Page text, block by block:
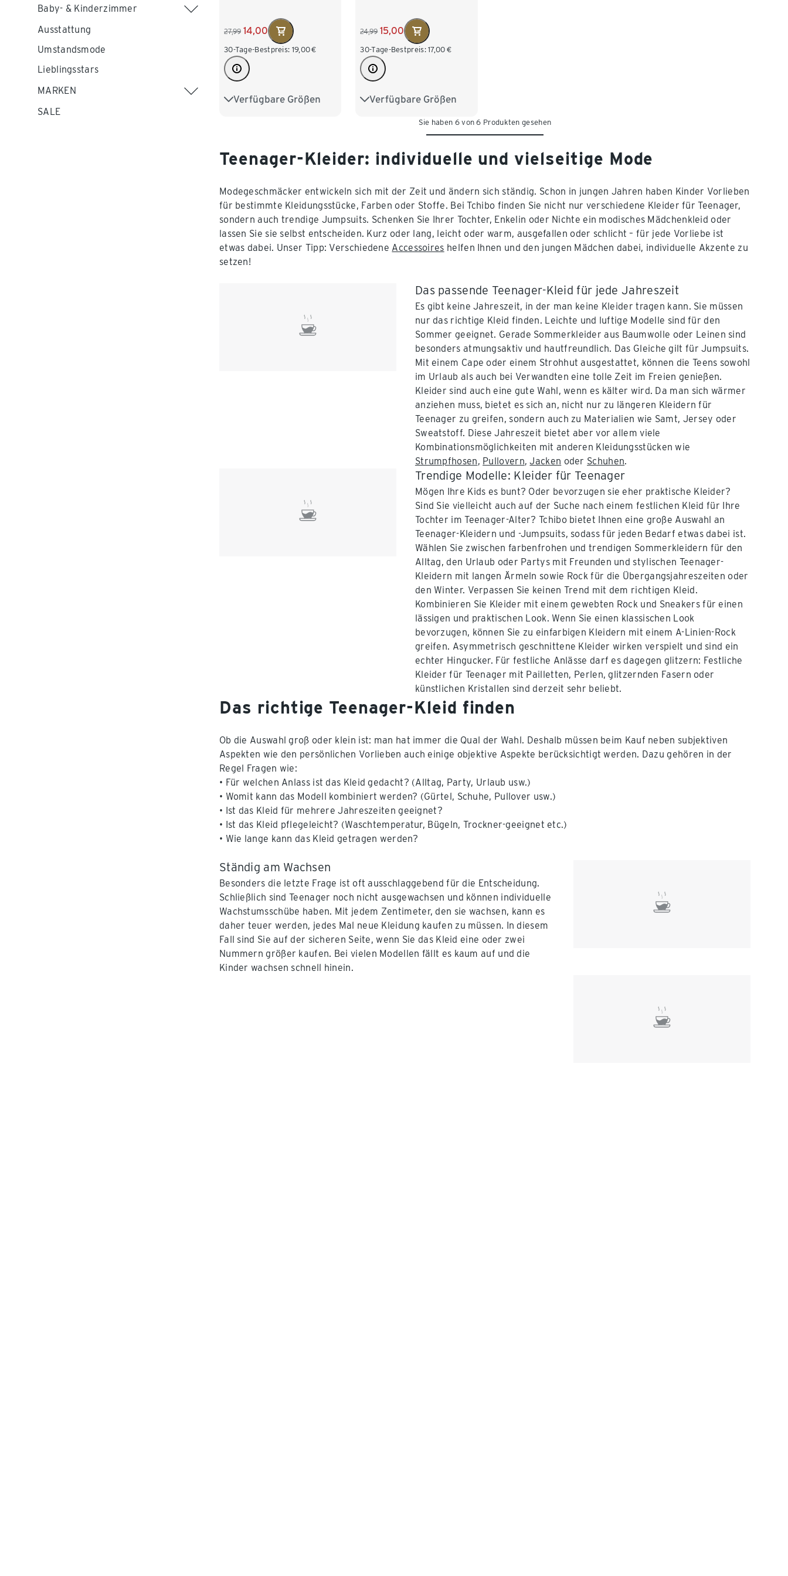
Baby- & Kinderzimmer
Ausstattung
Umstandsmode
Lieblingsstars
MARKEN
SALE
27,99 14,00
30-Tage-Bestpreis: 19,00€
Verfügbare Größen
122/128 134/140
24,99 15,00
30-Tage-Bestpreis: 17,00 €
Verfügbare Größen
122/128 134/140
158/164
170/176
Sie haben 6 von 6 Produkten gesehen
Teenager-Kleider: individuelle und vielseitige Mode
Modegeschmäcker entwickeln sich mit der Zeit und ändern sich ständig. Schon in jungen Jahren haben Kinder Vorlieben
für bestimmte Kleidungsstücke, Farben oder Stoffe. Bei Tchibo finden Sie nicht nur verschiedene Kleider für Teenager,
sondern auch trendige Jumpsuits. Schenken Sie Ihrer Tochter, Enkelin oder Nichte ein modisches Mädchenkleid oder
lassen Sie sie selbst entscheiden. Kurz oder lang, leicht oder warm, ausgefallen oder schlicht – für jede Vorliebe ist
etwas dabei. Unser Tipp: Verschiedene Accessoires helfen Ihnen und den jungen Mädchen dabei, individuelle Akzente zu
setzen!
Das passende Teenager-Kleid für jede Jahreszeit
Es gibt keine Jahreszeit, in der man keine Kleider tragen kann. Sie müssen
nur das richtige Kleid finden. Leichte und luftige Modelle sind für den
Sommer geeignet. Gerade Sommerkleider aus Baumwolle oder Leinen sind
besonders atmungsaktiv und hautfreundlich. Das Gleiche gilt für Jumpsuits.
Mit einem Cape oder einem Strohhut ausgestattet, können die Teens sowohl
im Urlaub als auch bei Verwandten eine tolle Zeit im Freien genießen.
Kleider sind auch eine gute Wahl, wenn es kälter wird. Da man sich wärmer
anziehen muss, bietet es sich an, nicht nur zu längeren Kleidern für
Teenager zu greifen, sondern auch zu Materialien wie Samt, Jersey oder
Sweatstoff. Diese Jahreszeit bietet aber vor allem viele
Kombinationsmöglichkeiten mit anderen Kleidungsstücken wie
Strumpfhosen, Pullovern,Jacken oder Schuhen.
Trendige Modelle: Kleider für Teenager
Mögen Ihre Kids es bunt? Oder bevorzugen sie eher praktische Kleider?
Sind Sie vielleicht auch auf der Suche nach einem festlichen Kleid für Ihre
Tochter im Teenager-Alter? Tchibo bietet Ihnen eine große Auswahl an
Teenager-Kleidern und -Jumpsuits, sodass für jeden Bedarf etwas dabei ist.
Wählen Sie zwischen farbenfrohen und trendigen Sommerkleidern für den
Alltag, den Urlaub oder Partys mit Freunden und stylischen Teenager-
Kleidern mit langen Ärmeln sowie Rock für die Übergangsjahreszeiten oder
den Winter. Verpassen Sie keinen Trend mit dem richtigen Kleid.
Kombinieren Sie Kleider mit einem gewebten Rock und Sneakers für einen
lässigen und praktischen Look. Wenn Sie einen klassischen Look
bevorzugen, können Sie zu einfarbigen Kleidern mit einem A-Linien-Rock
greifen. Asymmetrisch geschnittene Kleider wirken verspielt und sind ein
echter Hingucker. Für festliche Anlässe darf es dagegen glitzern: Festliche
Kleider für Teenager mit Pailletten, Perlen, glitzernden Fasern oder
künstlichen Kristallen sind derzeit sehr beliebt.
Das richtige Teenager-Kleid finden
Ob die Auswahl groß oder klein ist: man hat immer die Qual der Wahl. Deshalb müssen beim Kauf neben subjektiven
Aspekten wie den persönlichen Vorlieben auch einige objektive Aspekte berücksichtigt werden. Dazu gehören in der
Regel Fragen wie:
• Für welchen Anlass ist das Kleid gedacht? (Alltag, Party, Urlaub usw.)
• Womit kann das Modell kombiniert werden? (Gürtel, Schuhe, Pullover usw.)
• Ist das Kleid für mehrere Jahreszeiten geeignet?
• Ist das Kleid pflegeleicht? (Waschtemperatur, Bügeln, Trockner-geeignet etc.)
• Wie lange kann das Kleid getragen werden?
Ständig am Wachsen
Besonders die letzte Frage ist oft ausschlaggebend für die Entscheidung.
Schließlich sind Teenager noch nicht ausgewachsen und können individuelle
Wachstumsschübe haben. Mit jedem Zentimeter, den sie wachsen, kann es
daher teuer werden, jedes Mal neue Kleidung kaufen zu müssen. In diesem
Fall sind Sie auf der sicheren Seite, wenn Sie das Kleid eine oder zwei
Nummern größer kaufen. Bei vielen Modellen fällt es kaum auf und die
Kinder wachsen schnell hinein.